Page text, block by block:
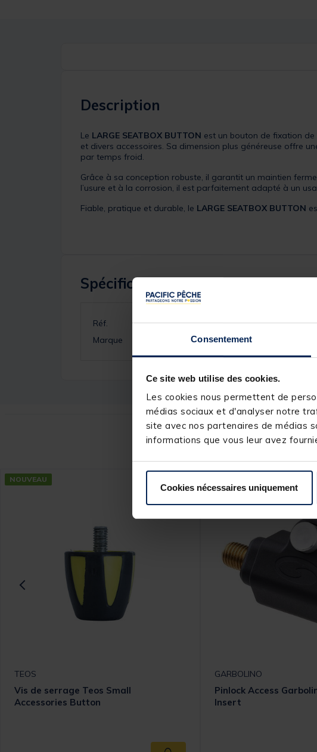
Consentement
Ce site web utilise des cookies.
Les cookies nous permettent de
médias sociaux et d'analyser notre
site avec nos partenaires de médias
informations que vous leur avez
Cookies nécessaires uniquement
Description
Le LARGE SEATBOX BUTTON est un bouton de fixation
et divers accessoires. Sa dimension plus généreuse offre
par temps froid.
Grâce à sa conception robuste, il garantit un maintien
l’usure et à la corrosion, il est parfaitement adapté à un
Fiable, pratique et durable, le LARGE SEATBOX BUTTON
Spécifications
Réf.
Marque
Ces
NOUVEAU
TEOS
Vis de serrage Teos Small
Accessories Button
GARBOLINO
Pinlock Access
Insert